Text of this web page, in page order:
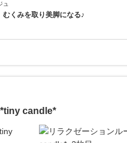
ュ
むくみを取り美脚になる♪
*tiny candle*